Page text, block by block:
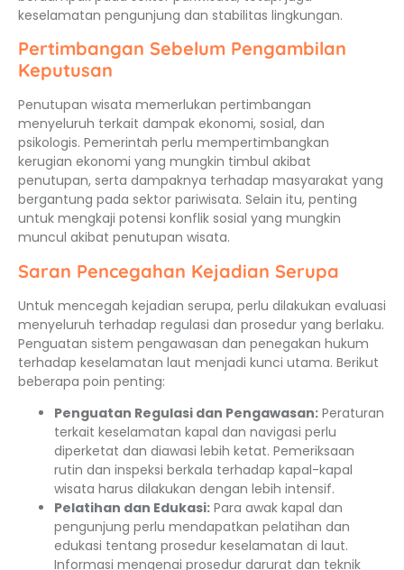
keselamatan pengunjung dan stabilitas lingkungan.
Pertimbangan Sebelum Pengambilan
Keputusan
Penutupan wisata memerlukan pertimbangan
menyeluruh terkait dampak ekonomi, sosial, dan
psikologis. Pemerintah perlu mempertimbangkan
kerugian ekonomi yang mungkin timbul akibat
penutupan, serta dampaknya terhadap masyarakat yang
bergantung pada sektor pariwisata. Selain itu, penting
untuk mengkaji potensi konflik sosial yang mungkin
muncul akibat penutupan wisata.
Saran Pencegahan Kejadian Serupa
Untuk mencegah kejadian serupa, perlu dilakukan evaluasi
menyeluruh terhadap regulasi dan prosedur yang berlaku.
Penguatan sistem pengawasan dan penegakan hukum
terhadap keselamatan laut menjadi kunci utama. Berikut
beberapa poin penting:
Penguatan Regulasi dan Pengawasan: Peraturan
terkait keselamatan kapal dan navigasi perlu
diperketat dan diawasi lebih ketat. Pemeriksaan
rutin dan inspeksi berkala terhadap kapal-kapal
wisata harus dilakukan dengan lebih intensif.
Pelatihan dan Edukasi: Para awak kapal dan
pengunjung perlu mendapatkan pelatihan dan
edukasi tentang prosedur keselamatan di laut.
Informasi mengenai prosedur darurat dan teknik